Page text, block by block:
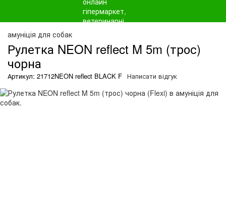
амуніція для собак
Рулетка NEON reflect M 5m (трос)
чорна
Артикул: 21712NEON reflect BLACK F Написати відгук